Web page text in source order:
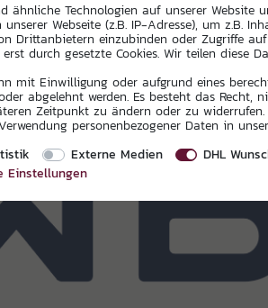
ähnliche Technologien auf unserer Website
Webseite (z.B. IP-Adresse), um z.B.
Drittanbietern einzubinden oder Zugriffe
durch gesetzte Cookies. Wir teilen diese
mit Einwilligung oder aufgrund eines
abgelehnt werden. Es besteht das Recht,
Zeitpunkt zu ändern oder zu
personenbezogener Daten in
Externe Medien DHL
Einstellungen